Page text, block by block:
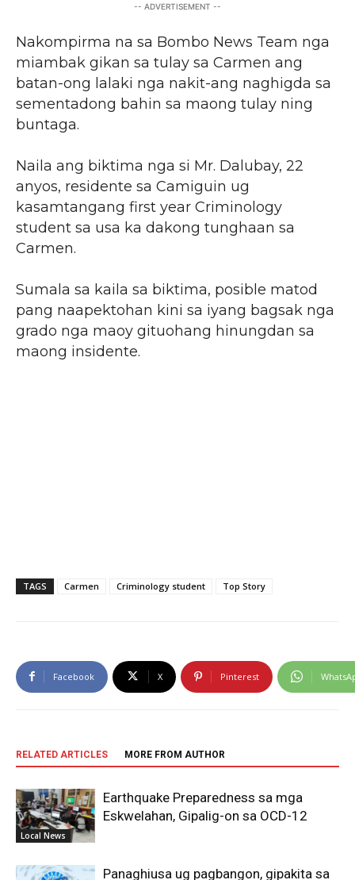
-- ADVERTISEMENT --
Nakompirma na sa Bombo News Team nga
miambak gikan sa tulay sa Carmen ang
batan-ong lalaki nga nakit-ang naghigda sa
sementadong bahin sa maong tulay ning
buntaga.
Naila ang biktima nga si Mr. Dalubay, 22
anyos, residente sa Camiguin ug
kasamtangang first year Criminology
student sa usa ka dakong tunghaan sa
Carmen.
Sumala sa kaila sa biktima, posible matod
pang naapektohan kini sa iyang bagsak nga
grado nga maoy gituohang hinungdan sa
maong insidente.
TAGS Carmen Criminology student Top Story
Facebook X Pinterest
RELATED ARTICLES MORE FROM AUTHOR
Local News
Earthquake Preparedness sa mga
Eskwelahan, Gipalig-on sa OCD-12
Panaghiusa ug pagbangon, gipakita sa